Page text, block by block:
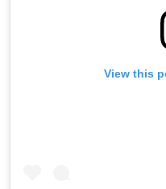
View this